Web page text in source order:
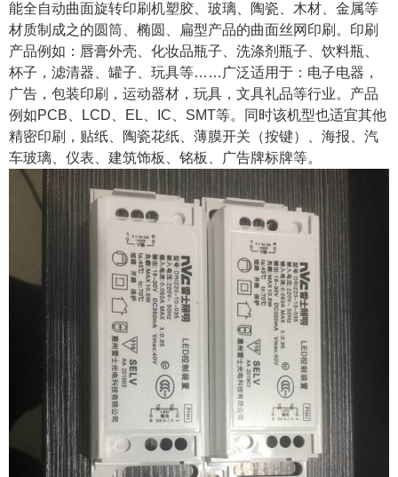
1 3
能全自动曲面旋转印刷机塑胶、玻璃、陶瓷、木材、金属等
材质制成之的圆筒、椭圆、扁型产品的曲面丝网印刷。印刷
产品例如：唇膏外壳、化妆品瓶子、洗涤剂瓶子、饮料瓶、
杯子，滤清器、罐子、玩具等……广泛适用于：电子电器，
广告，包装印刷，运动器材，玩具，文具礼品等行业。产品
例如PCB、LCD、EL、IC、SMT等。同时该机型也适宜其他
精密印刷，贴纸、陶瓷花纸、薄膜开关（按键）、海报、汽
车玻璃、仪表、建筑饰板、铭板、广告牌标牌等。